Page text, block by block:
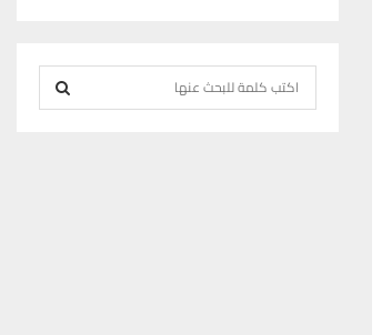
e